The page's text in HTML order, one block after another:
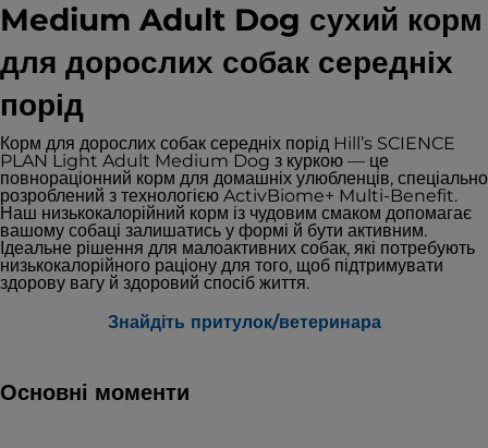
Medium Adult Dog сухий корм
для дорослих собак середніх
порід
Корм для дорослих собак середніх порід Hill’s SCIENCE
PLAN Light Adult Medium Dog з куркою — це
повнораціонний корм для домашніх улюбленців, спеціально
розроблений з технологією ActivBiome+ Multi-Benefit.
Наш низькокалорійний корм із чудовим смаком допомагає
вашому собаці залишатись у формі й бути активним.
Ідеальне рішення для малоактивних собак, які потребують
низькокалорійного раціону для того, щоб підтримувати
здорову вагу й здоровий спосіб життя.
Знайдіть притулок/ветеринара
Основні моменти